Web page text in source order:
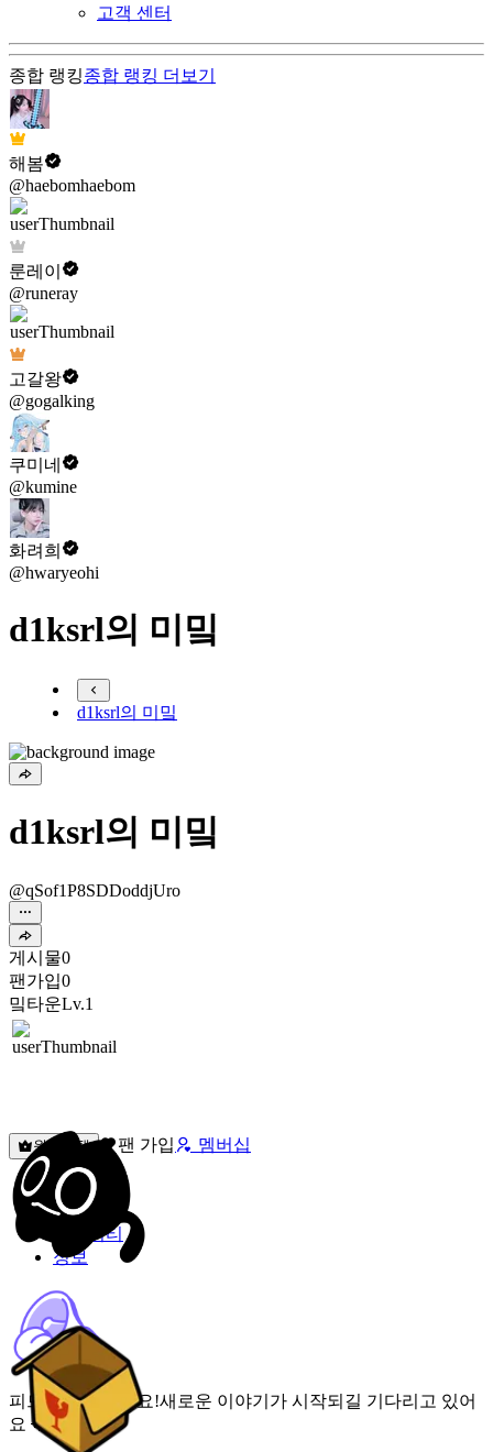
고객 센터
종합 랭킹종합 랭킹 더보기
해봄
@haebomhaebom
룬레이
@runeray
고갈왕
@gogalking
쿠미네
@kumine
화려희
@hwaryeohi
d1ksrl의 미밐
d1ksrl의 미밐
d1ksrl의 미밐
@qSof1P8SDDoddjUro
게시물0
팬가입0
밐타운Lv.1
원픽선택 팬 가입 멤버십
밐타운
피드
커뮤니티
정보
피드가 비어있어요!새로운 이야기가 시작되길 기다리고 있어
요 🌟